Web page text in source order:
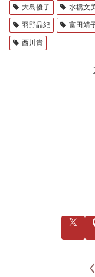
大島優子 水橋文
羽野晶紀 富田靖
西川貴